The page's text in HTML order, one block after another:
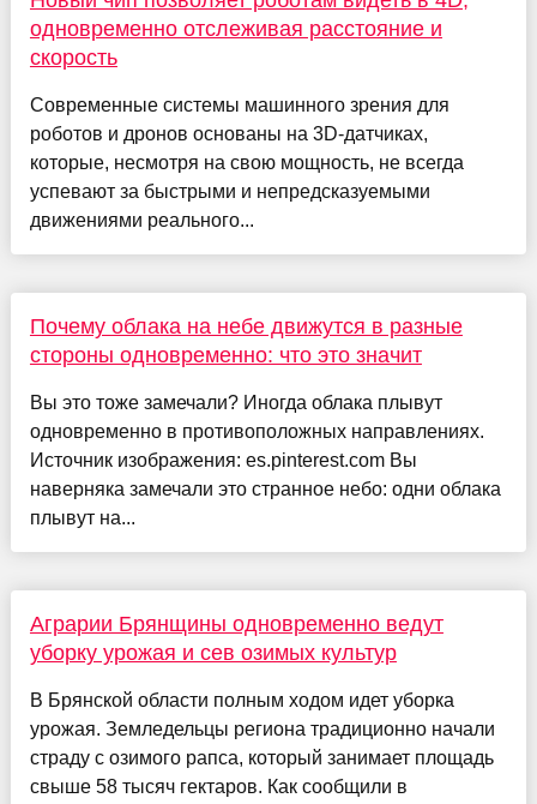
одновременно отслеживая расстояние и
скорость
Современные системы машинного зрения для
роботов и дронов основаны на 3D-датчиках,
которые, несмотря на свою мощность, не всегда
успевают за быстрыми и непредсказуемыми
движениями реального...
Почему облака на небе движутся в разные
стороны одновременно: что это значит
Вы это тоже замечали? Иногда облака плывут
одновременно в противоположных направлениях.
Источник изображения: es.pinterest.com Вы
наверняка замечали это странное небо: одни облака
плывут на...
Аграрии Брянщины одновременно ведут
уборку урожая и сев озимых культур
В Брянской области полным ходом идет уборка
урожая. Земледельцы региона традиционно начали
страду с озимого рапса, который занимает площадь
свыше 58 тысяч гектаров. Как сообщили в